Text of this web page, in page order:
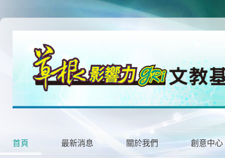
首頁 最新消息 關於我們 創意中心